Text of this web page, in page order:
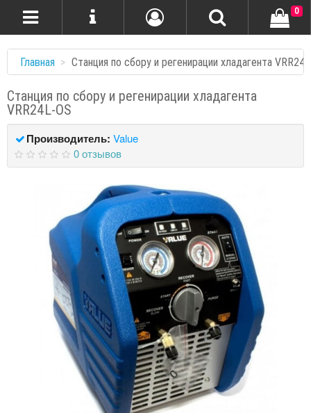
0
Главная Станция по сбору и регенирации хладагента
Станция по сбору и регенирации хладагента
VRR24L-OS
Производитель: Value
0 отзывов